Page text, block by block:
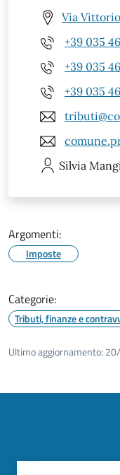
Via
+39 035
+39 035
+39 035
Silvia
Argomenti:
Imposte
Categorie:
Tributi, finanze e
Ultimo aggiornamento: